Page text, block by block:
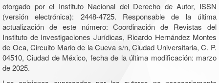
otorgado por el Instituto Nacional del Derecho de Autor, ISSN
(versión electrónica): 2448-4725. Responsable de la última
actualización de este número: Coordinación de Revistas del
Instituto de Investigaciones Jurídicas, Ricardo Hernández Montes
de Oca, Circuito Mario de la Cueva s/n, Ciudad Universitaria, C. P.
04510, Ciudad de México, fecha de la última modificación: marzo
de 2025.